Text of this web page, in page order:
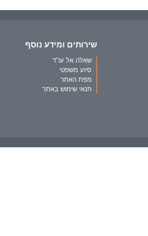
שירותים ומידע נוסף
שאלה אל עו"ד
סיוע משפטי
מפת האתר
תנאי שימוש באתר